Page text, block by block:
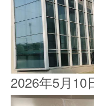
2026年5月10